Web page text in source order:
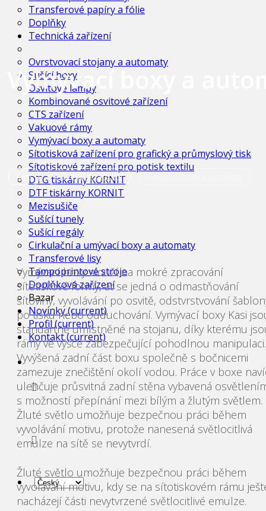
Transferové papíry a fólie
Doplňky
Technická zařízení
Ovrstvovací stojany a automaty
Sušící boxy
Osvitové lampy
Kombinované osvitové zařízení
CTS zařízení
Vakuové rámy
Vymývací boxy a automaty
Sítotisková zařízení pro grafický a průmyslový tisk
Sítotiskové zařízení pro potisk textilu
DTG tiskárny KORNIT
DTF tiskárny KORNIT
Mezisušiče
Sušící tunely
Sušící regály
Cirkulační a umývací boxy a automaty
Transferové lisy
Tampoprintové stroje
Doplňková zařízení
Bazar
Novinky(current)
Profil (current)
Kontakt(current)
Vymývací boxy a
Kasi Technická zařízení
Vymývací boxy slouží na mokré zpracování
sítotiskové formy, ať se jedná o odmastňování
sítoviny, vyvolávání po osvitě, odstvrstvování
po tisku nebo odduchování. Vymývací boxy Kasi
standartně umístněné na stojanu, díky kterému
rámy ve výšce zabezpečující pohodlnou manipulaci.
Vyvýšená zadní část boxu společně s bočnicemi
zamezuje znečištění okolí vodou. Práce v boxe
ulehčuje průsvitná zadní stěna vybavená
s možností přepínání mezi bílým a žlutým světlem.
Žluté světlo umožňuje bezpečnou práci během
vyvolávání motivu, protože nanesená světlocitlivá
emulze na sítě se nevytvrdí.
Žluté světlo umožňuje bezpečnou práci během
vyvolávání motivu, kdy se na sítotiskovém rámu
nacházejí části nevytvrzené světlocitlivé emulze.